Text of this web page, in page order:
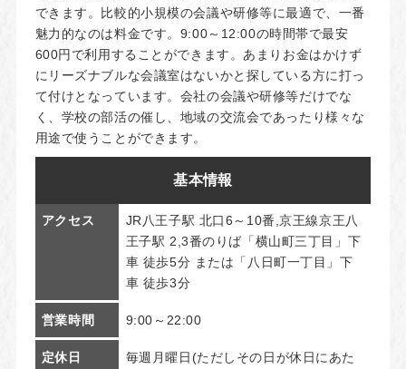
できます。比較的小規模の会議や研修等に最適で、一番
魅力的なのは料金です。9:00～12:00の時間帯で最安
600円で利用することができます。あまりお金はかけず
にリーズナブルな会議室はないかと探している方に打っ
て付けとなっています。会社の会議や研修等だけでな
く、学校の部活の催し、地域の交流会であったり様々な
用途で使うことができます。
基本情報
アクセス
JR八王子駅 北口6～10番,京王線京王八
王子駅 2,3番のりば「横山町三丁目」下
車 徒歩5分 または「八日町一丁目」下
車 徒歩3分
営業時間 9:00～22:00
定休日
毎週月曜日(ただしその日が休日にあた